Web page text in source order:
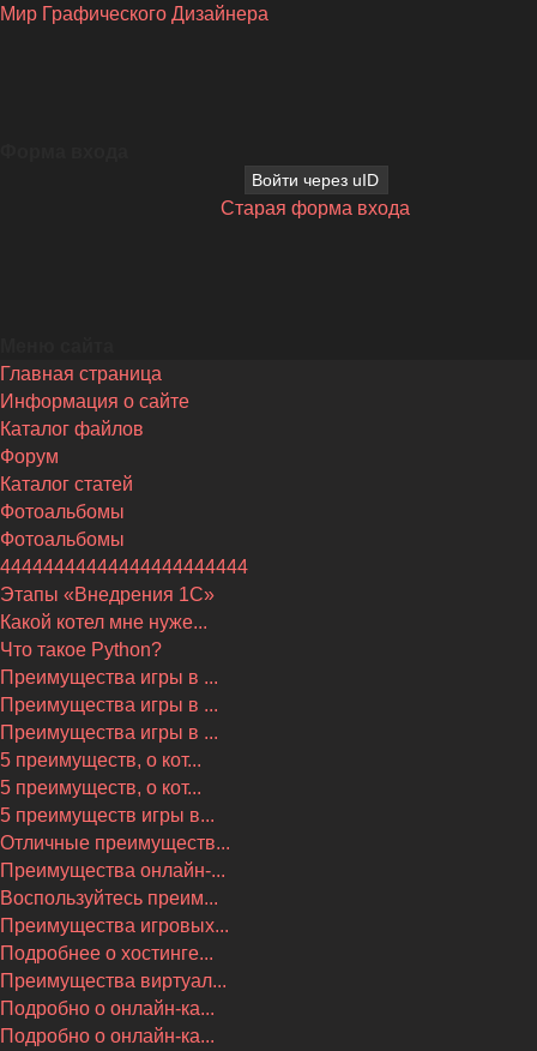
Мир Графического Дизайнера
Войти через uID
Старая форма входа
Главная страница
Информация о сайте
Каталог файлов
Форум
Каталог статей
Фотоальбомы
Фотоальбомы
44444444444444444444444
Этапы «Внедрения 1С»
Какой котел мне нуже...
Что такое Python?
Преимущества игры в ...
Преимущества игры в ...
Преимущества игры в ...
5 преимуществ, о кот...
5 преимуществ, о кот...
5 преимуществ игры в...
Отличные преимуществ...
Преимущества онлайн-...
Воспользуйтесь преим...
Преимущества игровых...
Подробнее о хостинге...
Преимущества виртуал...
Подробно о онлайн-ка...
Подробно о онлайн-ка...